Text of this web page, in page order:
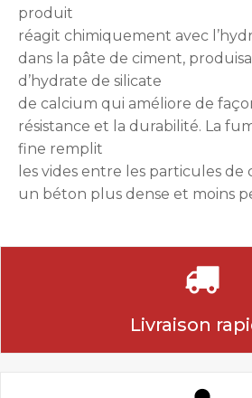
produit
réagit chimiquement avec
dans la pâte de ciment,
d’hydrate de silicate
de calcium qui améliore de
résistance et la durabilité. La
fine remplit
les vides entre les particules de
un béton plus dense et moins
Livraison